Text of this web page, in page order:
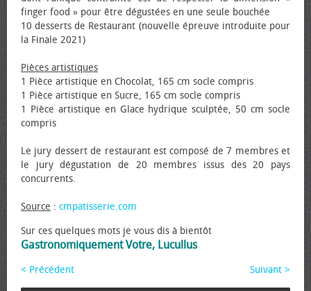
finger food » pour être dégustées en une seule bouchée
10 desserts de Restaurant (nouvelle épreuve introduite pour
la Finale 2021)
Pièces artistiques
1 Pièce artistique en Chocolat, 165 cm socle compris
1 Pièce artistique en Sucre, 165 cm socle compris
1 Pièce artistique en Glace hydrique sculptée, 50 cm socle
compris
Le jury dessert de restaurant est composé de 7 membres et
le jury dégustation de 20 membres issus des 20 pays
concurrents.
Source : cmpatisserie.com
Sur ces quelques mots je vous dis à bientôt
Gastronomiquement Votre, Lucullus
< Précédent Suivant >